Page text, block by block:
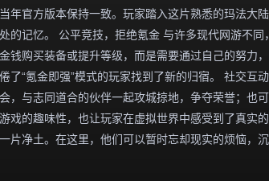
年官方版本保持一致。玩家踏入这片熟悉的玛法大
的记忆。 公平竞技，拒绝氪金 与许多现代网游不
钱购买装备或提升等级，而是需要通过自己的努力
了“氪金即强”模式的玩家找到了新的归宿。 社交互
，与志同道合的伙伴一起攻城掠地，争夺荣誉；也
戏的趣味性，也让玩家在虚拟世界中感受到了真实
片净土。在这里，他们可以暂时忘却现实的烦恼，